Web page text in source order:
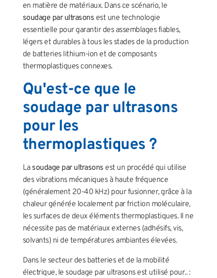
en matière de matériaux. Dans ce scénario, le
soudage par ultrasons est une technologie
essentielle pour garantir des assemblages fiables,
légers et durables à tous les stades de la production
de batteries lithium-ion et de composants
thermoplastiques connexes.
Qu'est-ce que le
soudage par ultrasons
pour les
thermoplastiques ?
La soudage par ultrasons est un procédé qui utilise
des vibrations mécaniques à haute fréquence
(généralement 20-40 kHz) pour fusionner, grâce à la
chaleur générée localement par friction moléculaire,
les surfaces de deux éléments thermoplastiques. Il ne
nécessite pas de matériaux externes (adhésifs, vis,
solvants) ni de températures ambiantes élevées.
Dans le secteur des batteries et de la mobilité
électrique, le soudage par ultrasons est utilisé pour.. :